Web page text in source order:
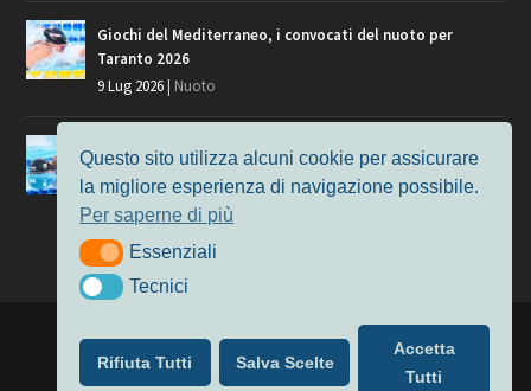
Giochi del Mediterraneo, i convocati del nuoto per
Taranto 2026
9 Lug 2026| Nuoto
Europei di Nuoto Parigi 2026: fra veterani e giovani, chi
7 Lug 2026
Nuoto
| Alimentato da
Nuoto
MasterS Podcast Il Nuoto in Cifre
Questo sito utilizza alcuni cookie per assicurare
la migliore esperienza di navigazione possibile.
Per saperne di più
EssenzialiEssenziali
TecniciTecnici
Rifiuta Tutti Salva Scelte
Accetta
Tutti